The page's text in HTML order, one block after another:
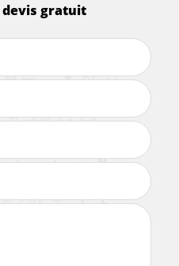
devis gratuit